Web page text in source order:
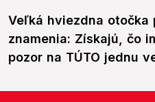
Veľká hviezdna otočka
znamenia: Získajú, čo
pozor na TÚTO jednu